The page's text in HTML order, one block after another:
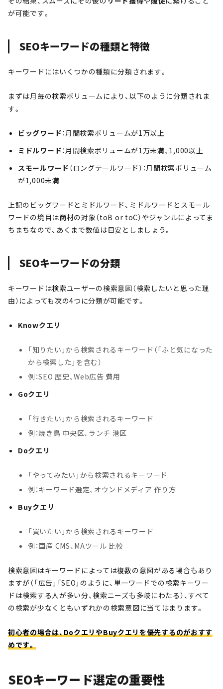
が可能です。
SEOキーワードの種類と特徴
キーワードにはいくつかの種類に分類されます。
まずは月毎の検索ボリュームにより、以下のように分類されま
す。
ビッグワード：月間検索ボリュームが1万以上
ミドルワード：月間検索ボリュームが1万未満、1,000以上
スモールワード （ロングテールワード）：月間検索ボリューム
が1,000未満
上記のビッグワードとミドルワード、ミドルワードとスモール
ワードの境目は商材の対象（toB or toC）やジャンルによってま
ちまちなので、あくまで数値は目安としましょう。
SEOキーワードの分類
キーワードは検索ユーザーの検索意図（検索したいと思った理
由）によっても次の4つに分類が可能です。
Knowクエリ
「知りたい」から検索されるキーワード（「ふと気になった
から検索した」を含む）
例：SEO 歴史、Web広告 費用
Goクエリ
「行きたい」から検索されるキーワード
例：焼き鳥 中央区、ランチ 港区
Doクエリ
「やってみたい」から検索されるキーワード
例：キーワード選定、オウンドメディア 作り方
Buyクエリ
「買いたい」から検索されるキーワード
例：国産 CMS、MAツール 比較
検索意図はキーワードによっては複数の意図がある場合もあり
ますが（「広告」「SEO」のように、単一ワードでの検索キーワー
ドは検索する人が多い分、検索ニーズも多岐にわたる）、すべて
の検索が少なくともいずれかの検索意図に当てはまります。
初心者の場合は、DoクエリやBuyクエリを優先するのがおすす
めです。
SEOキーワード選定の重要性